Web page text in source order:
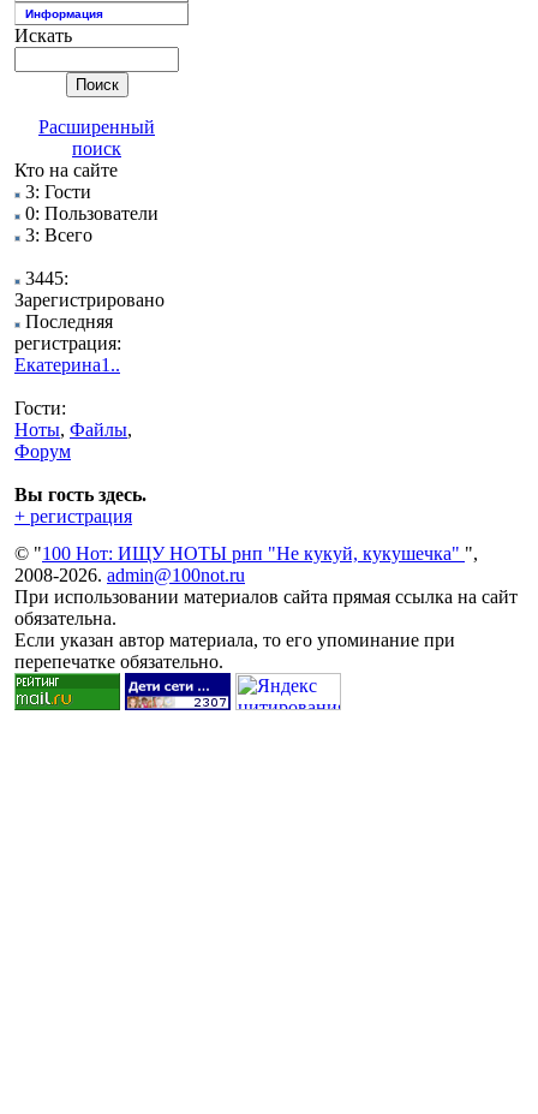
Информация
Искать
Расширенный
поиск
Кто на сайте
3: Гости
0: Пользователи
3: Всего
3445:
Зарегистрировано
Последняя
регистрация:
Екатерина1..
Гости:
Ноты, Файлы,
Форум
Вы гость здесь.
+ регистрация
© "100 Нот: ИЩУ НОТЫ рнп "Не кукуй, кукушечка" ",
2008-2026. admin@100not.ru
При использовании материалов сайта прямая ссылка на сайт
обязательна.
Если указан автор материала, то его упоминание при
перепечатке обязательно.